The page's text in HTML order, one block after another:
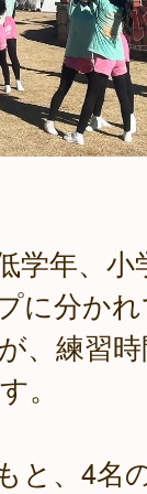
学年、小
に分か
、練習
。
と、4名